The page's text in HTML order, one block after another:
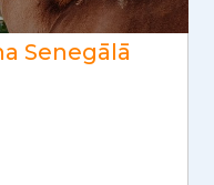
Senegālā